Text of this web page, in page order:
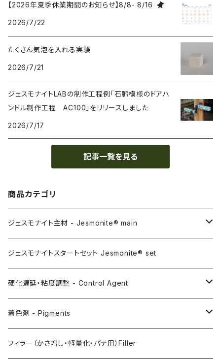
【2026年夏季休業期間のお知らせ】8/8- 8/16
2026/7/22
たくさん気泡を入れる実験
2026/7/21
ジェスモナイトLABの制作工程例「石脈模様のドアハ
ンドル制作工程 AC100」をリリースしました
2026/7/17
記事一覧を見る
商品カテゴリ
ジェスモナイト主材 - Jesmonite® main
AC100
AC200
AC730
FLEX METAL
ジェスモナイトスタートセット Jesmonite® set
硬化遅延・粘度調整 - Control Agent
Retarder（硬化遅延剤）
Thixotrope for AC100（増粘・タレ止め剤）
着色剤 - Pigments
Jesmonite製Pigments
フィラー（かさ増し・軽量化・パテ用）Filler